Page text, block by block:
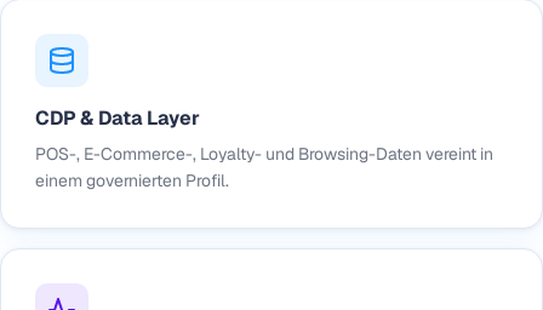
CDP & Data Layer
POS-, E-Commerce-, Loyalty- und Browsing-Daten vereint in
einem governierten Profil.